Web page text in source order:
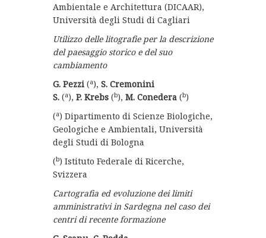
Ambientale e Architettura (DICAAR),
Università degli Studi di Cagliari
Utilizzo delle litografie per la descrizione
del paesaggio ­storico e del suo
cambiamento
G. Pezzi (a), S. Cremonini
S. (a), P. Krebs (b), M. Conedera (b)
(a) Dipartimento di Scienze Biologiche,
Geologiche e Ambientali, Università
degli Studi di Bologna
(b) Istituto Federale di Ricerche,
Svizzera
Cartografia ed evoluzione dei limiti
amministrativi in Sardegna nel caso dei
centri di recente formazione